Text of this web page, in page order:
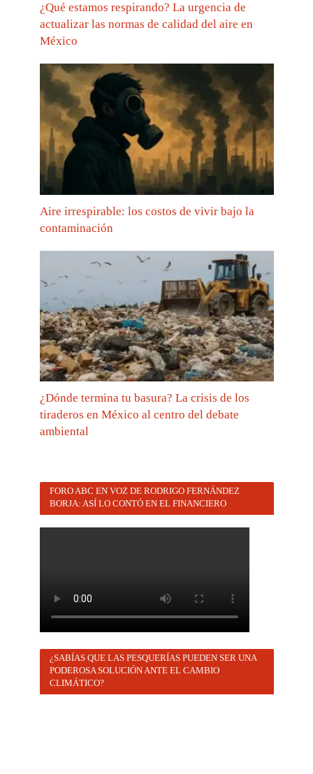
¿Qué estamos respirando? La urgencia de
actualizar las normas de calidad del aire en
México
Aire irrespirable: los costos de vivir bajo la
contaminación
¿Dónde termina tu basura? La crisis de los
tiraderos en México al centro del debate
ambiental
FORO ABC EN VOZ DE RODRIGO FERNÁNDEZ
BORJA: ASÍ LO CONTÓ EN EL FINANCIERO
¿SABÍAS QUE LAS PESQUERÍAS PUEDEN SER UNA
PODEROSA SOLUCIÓN ANTE EL CAMBIO
CLIMÁTICO?